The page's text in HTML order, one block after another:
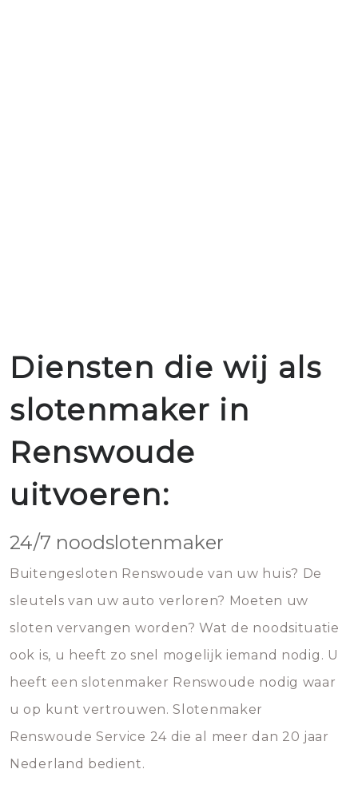
Diensten die wij als
slotenmaker in
Renswoude
uitvoeren:
24/7 noodslotenmaker
Buitengesloten Renswoude van uw huis? De
sleutels van uw auto verloren? Moeten uw
sloten vervangen worden? Wat de noodsituatie
ook is, u heeft zo snel mogelijk iemand nodig. U
heeft een slotenmaker Renswoude nodig waar
u op kunt vertrouwen. Slotenmaker
Renswoude Service 24 die al meer dan 20 jaar
Nederland bedient.